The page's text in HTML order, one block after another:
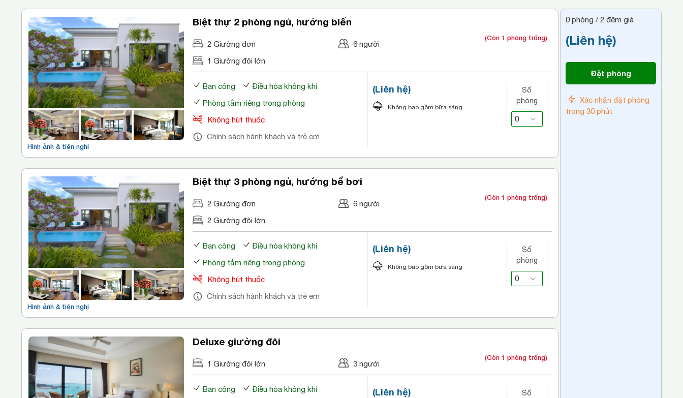
Hình ảnh & tiện nghi
Biệt thự 2 phòng ngủ, hướng biển
2 Giường đơn
1 Giường đôi lớn
6 người
(Còn 1 phòng trống)
Ban công
Điều hòa không khí
Phòng tắm riêng trong phòng
Không hút thuốc
Chính sách hành khách và trẻ em
(Liên hệ)
Không bao gồm bữa sáng
Số
phòng
Hình ảnh & tiện nghi
Biệt thự 3 phòng ngủ, hướng bể bơi
2 Giường đơn
2 Giường đôi lớn
6 người
(Còn 1 phòng trống)
Ban công
Điều hòa không khí
Phòng tắm riêng trong phòng
Không hút thuốc
Chính sách hành khách và trẻ em
(Liên hệ)
Không bao gồm bữa sáng
Số
phòng
Deluxe giường đôi
1 Giường đôi lớn 3 người
(Còn 1 phòng trống)
Ban công
Điều hòa không khí
(Liên hệ)
Số
0 phòng / 2 đêm giá
(Liên hệ)
Đặt phòng
Xác nhận đặt phòng
trong 30 phút